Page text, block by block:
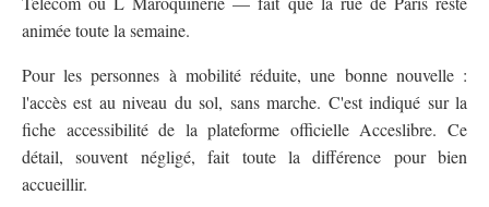
animée toute la semaine.
Pour les personnes à mobilité réduite, une bonne nouvelle :
l'accès est au niveau du sol, sans marche. C'est indiqué sur la
fiche accessibilité de la plateforme officielle Acceslibre. Ce
détail, souvent négligé, fait toute la différence pour bien
accueillir.